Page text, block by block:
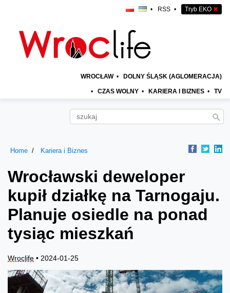
• RSS • Tryb EKO ✖
WROCŁAW • DOLNY ŚLĄSK (AGLOMERACJA)
• CZAS WOLNY • KARIERA I BIZNES • TV
Home Kariera i Biznes
Wrocławski deweloper
kupił działkę na Tarnogaju.
Planuje osiedle na ponad
tysiąc mieszkań
Wroclife • 2024-01-25